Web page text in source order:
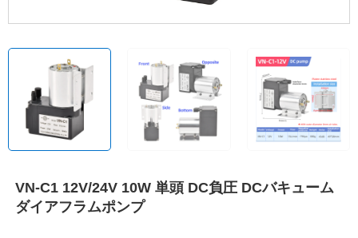
VN-C1 12V/24V 10W 単頭 DC負圧 DCバキューム
ダイアフラムポンプ